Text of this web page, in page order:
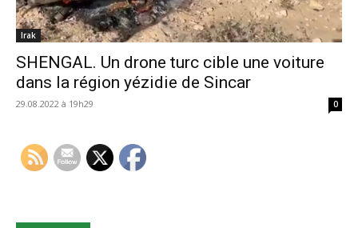
Irak
SHENGAL. Un drone turc cible une voiture
dans la région yézidie de Sincar
29.08.2022 à 19h29 0